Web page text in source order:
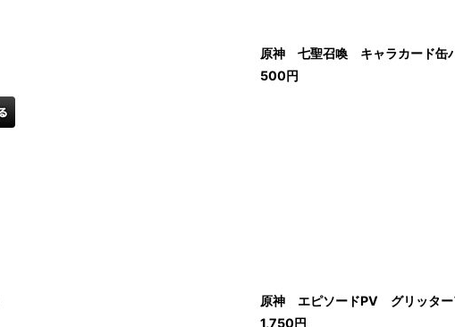
原神 七聖召喚 キャラカード缶
500円
原神 エピソードPV グリッタ
1,750円